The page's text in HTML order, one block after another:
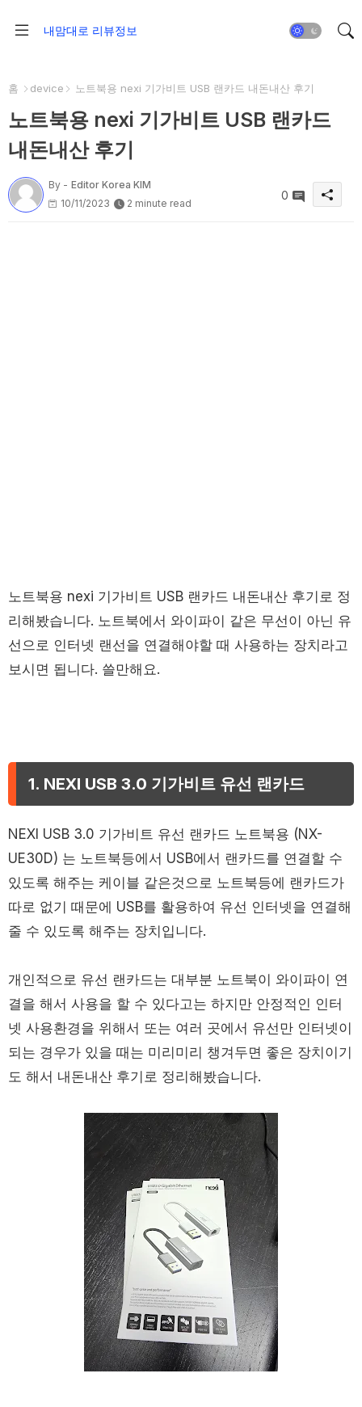
내맘대로 리뷰정보
홈 device 노트북용 nexi 기가비트 USB 랜카드 내돈내산 후기
노트북용 nexi 기가비트 USB 랜카드
내돈내산 후기
By - Editor Korea KIM
10/11/2023
2 minute read
0
노트북용 nexi 기가비트 USB 랜카드 내돈내산 후기로 정
리해봤습니다. 노트북에서 와이파이 같은 무선이 아닌 유
선으로 인터넷 랜선을 연결해야할 때 사용하는 장치라고
보시면 됩니다. 쓸만해요.
1. NEXI USB 3.0 기가비트 유선 랜카드
NEXI USB 3.0 기가비트 유선 랜카드 노트북용 (NX-
UE30D) 는 노트북등에서 USB에서 랜카드를 연결할 수
있도록 해주는 케이블 같은것으로 노트북등에 랜카드가
따로 없기 때문에 USB를 활용하여 유선 인터넷을 연결해
줄 수 있도록 해주는 장치입니다.
개인적으로 유선 랜카드는 대부분 노트북이 와이파이 연
결을 해서 사용을 할 수 있다고는 하지만 안정적인 인터
넷 사용환경을 위해서 또는 여러 곳에서 유선만 인터넷이
되는 경우가 있을 때는 미리미리 챙겨두면 좋은 장치이기
도 해서 내돈내산 후기로 정리해봤습니다.